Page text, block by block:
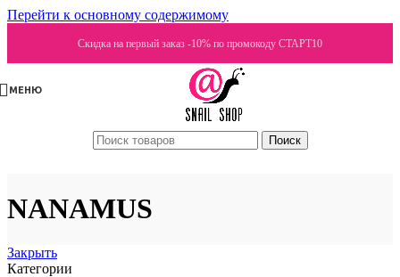
Перейти к основному содержимому
Скидка на первый заказ -10% по промокоду СТАРТ10
МЕНЮ
Поиск
NANAMUS
Закрыть
Категории